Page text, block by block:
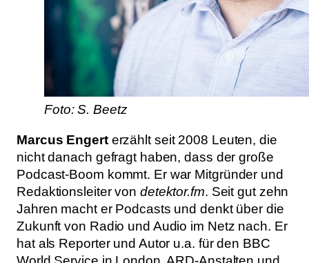
Foto: S. Beetz
Marcus Engerterzählt seit 2008 Leuten, die
nicht danach gefragt haben, dass der große
Podcast-Boom kommt. Er war Mitgründer und
Redaktionsleiter von detektor.fm. Seit gut zehn
Jahren macht er Podcasts und denkt über die
Zukunft von Radio und Audio im Netz nach. Er
hat als Reporter und Autor u.a. für den BBC